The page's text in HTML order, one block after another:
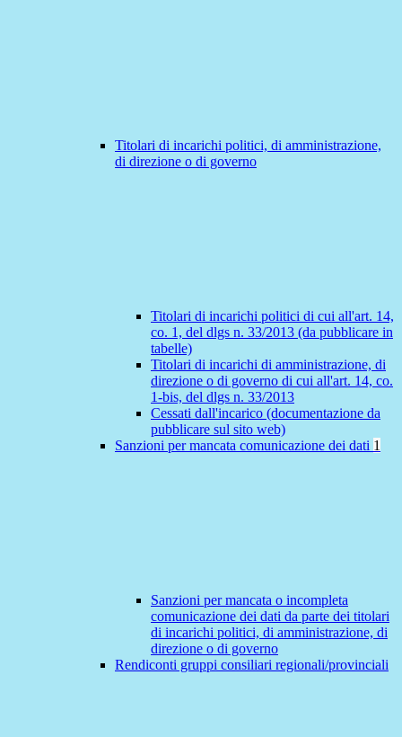
Titolari di incarichi politici, di amministrazione,
di direzione o di governo
Titolari di incarichi politici di cui all'art. 14,
co. 1, del dlgs n. 33/2013 (da pubblicare in
tabelle)
Titolari di incarichi di amministrazione, di
direzione o di governo di cui all'art. 14, co.
1-bis, del dlgs n. 33/2013
Cessati dall'incarico (documentazione da
pubblicare sul sito web)
Sanzioni per mancata comunicazione dei dati 1
Sanzioni per mancata o incompleta
comunicazione dei dati da parte dei titolari
di incarichi politici, di amministrazione, di
direzione o di governo
Rendiconti gruppi consiliari regionali/provinciali